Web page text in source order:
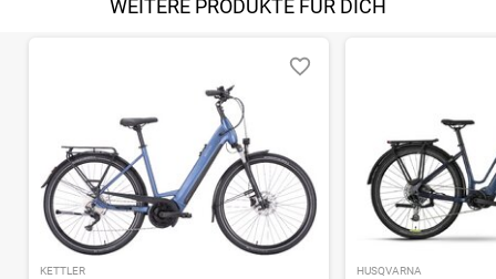
WEITERE PRODUKTE FÜR DICH
KETTLER HUSQVARNA